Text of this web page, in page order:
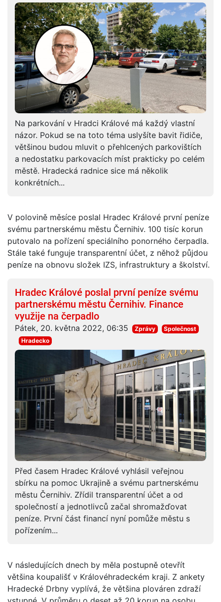
Na parkování v Hradci Králové má každý vlastní
názor. Pokud se na toto téma uslyšíte bavit řidiče,
většinou budou mluvit o přehlcených parkovištích
a nedostatku parkovacích míst prakticky po celém
městě. Hradecká radnice sice má několik
konkrétních...
V polovině měsíce poslal Hradec Králové první peníze
svému partnerskému městu Černihiv. 100 tisíc korun
putovalo na pořízení speciálního ponorného čerpadla.
Stále také funguje transparentní účet, z něhož půjdou
peníze na obnovu složek IZS, infrastruktury a školství.
Hradec Králové poslal první peníze svému
partnerskému městu Černihiv. Finance
využije na čerpadlo
Pátek, 20. května 2022, 06:35 Zprávy
Společnost
Hradecko
Před časem Hradec Králové vyhlásil veřejnou
sbírku na pomoc Ukrajině a svému partnerskému
městu Černihiv. Zřídil transparentní účet a od
společností a jednotlivců začal shromažďovat
peníze. První část financí nyní pomůže městu s
pořízením...
V následujících dnech by měla postupně otevřít
většina koupališť v Královéhradeckém kraji. Z ankety
Hradecké Drbny vyplívá, že většina plováren zdraží